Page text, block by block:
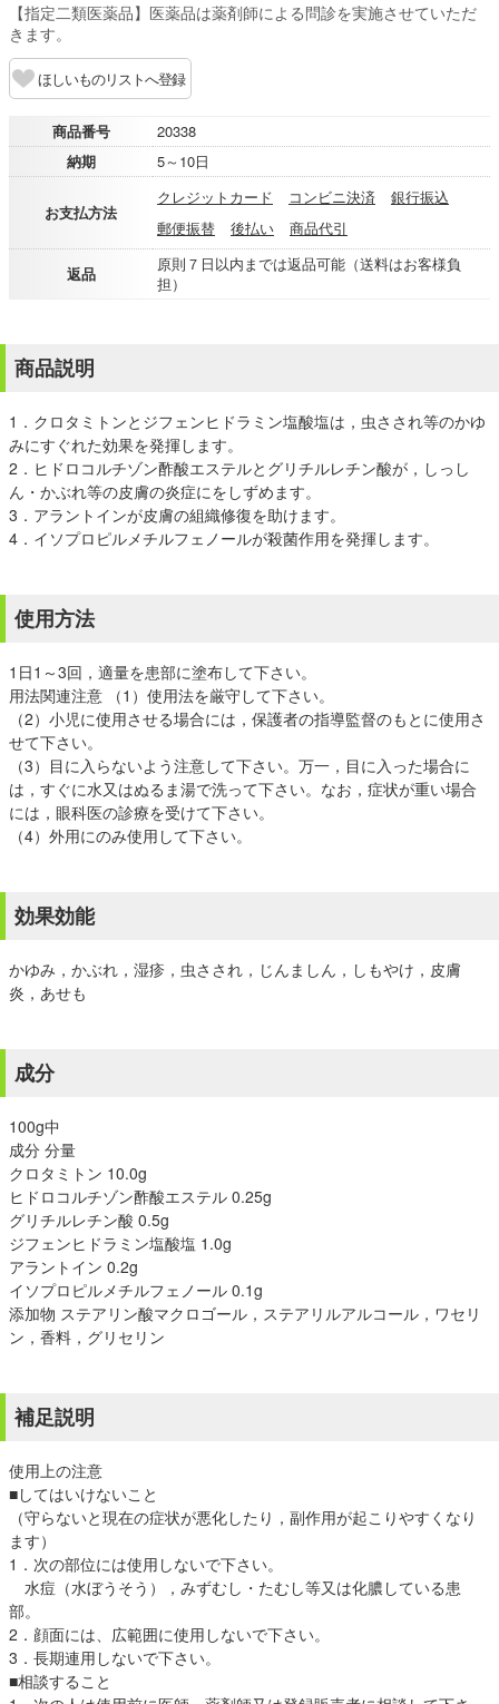
【指定二類医薬品】医薬品は薬剤師による問診を実施させていただ
きます。
ほしいものリストへ登録
商品番号
20338
納期
5～10日
お支払方法
クレジットカード コンビニ決済
銀行振込
郵便振替
後払い 商品代引
返品
原則７日以内までは返品可能（送料はお客様負
担）
商品説明
1．クロタミトンとジフェンヒドラミン塩酸塩は，虫さされ等のかゆ
みにすぐれた効果を発揮します。
2．ヒドロコルチゾン酢酸エステルとグリチルレチン酸が，しっし
ん・かぶれ等の皮膚の炎症にをしずめます。
3．アラントインが皮膚の組織修復を助けます。
4．イソプロピルメチルフェノールが殺菌作用を発揮します。
使用方法
1日1～3回，適量を患部に塗布して下さい。
用法関連注意 （1）使用法を厳守して下さい。
（2）小児に使用させる場合には，保護者の指導監督のもとに使用さ
せて下さい。
（3）目に入らないよう注意して下さい。万一，目に入った場合に
は，すぐに水又はぬるま湯で洗って下さい。なお，症状が重い場合
には，眼科医の診療を受けて下さい。
（4）外用にのみ使用して下さい。
効果効能
かゆみ，かぶれ，湿疹，虫さされ，じんましん，しもやけ，皮膚
炎，あせも
成分
100g中
成分 分量
クロタミトン 10.0g
ヒドロコルチゾン酢酸エステル 0.25g
グリチルレチン酸 0.5g
ジフェンヒドラミン塩酸塩 1.0g
アラントイン 0.2g
イソプロピルメチルフェノール 0.1g
添加物 ステアリン酸マクロゴール，ステアリルアルコール，ワセリ
ン，香料，グリセリン
補足説明
使用上の注意
■してはいけないこと
（守らないと現在の症状が悪化したり，副作用が起こりやすくなり
ます）
1．次の部位には使用しないで下さい。
水痘（水ぼうそう），みずむし・たむし等又は化膿している患
部。
2．顔面には、広範囲に使用しないで下さい。
3．長期連用しないで下さい。
■相談すること